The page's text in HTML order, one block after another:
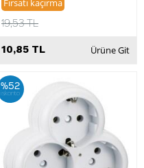
Fırsatı kaçırma
19,53 TL
10,85 TL Ürüne Git
%52
iskonto